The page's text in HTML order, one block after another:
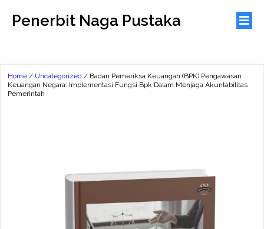
Penerbit Naga Pustaka
Home / Uncategorized / Badan Pemeriksa Keuangan (BPK) Pengawasan
Keuangan Negara: Implementasi Fungsi Bpk Dalam Menjaga Akuntabilitas
Pemerintah